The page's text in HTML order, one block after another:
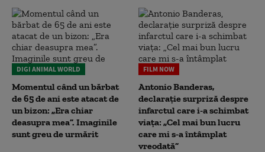
DIGI ANIMAL WORLD
Momentul când un bărbat
de 65 de ani este atacat de
un bizon: „Era chiar
deasupra mea”. Imaginile
sunt greu de urmărit
FILM NOW
Antonio Banderas,
declarație surpriză despre
infarctul care i-a schimbat
viața: „Cel mai bun lucru
care mi s-a întâmplat
vreodată”